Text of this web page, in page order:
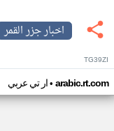
اخبار جزر القمر
TG39ZI
ار تي عربي• arabic.rt.com